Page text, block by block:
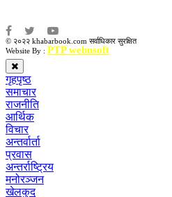
© २०२२ khabarbook.com सर्वाधिकार सुरक्षित
Website By : PTP webnsoft
गृहपृष्ठ
समाचार
राजनीति
आर्थिक
विचार
अन्तर्वार्ता
प्रवास
अन्तर्राष्ट्रिय
मनोरञ्जन
खेलकुद